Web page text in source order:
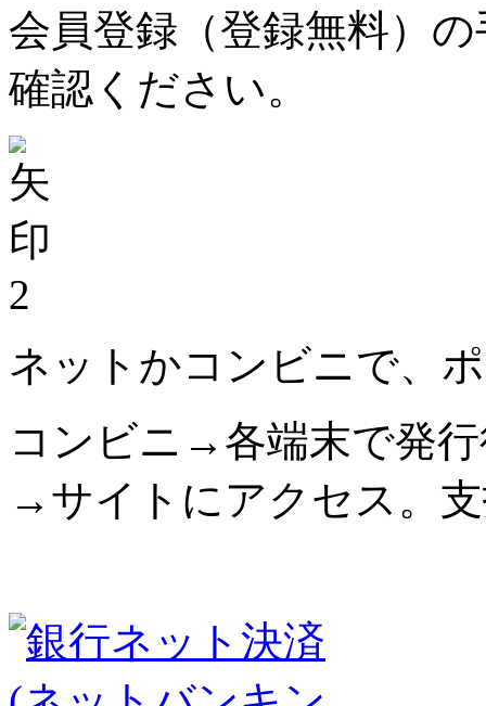
会員登録（登録無料）
確認ください。
2
ネットかコンビニで、
コンビニ→各端末で発
→サイトにアクセス。